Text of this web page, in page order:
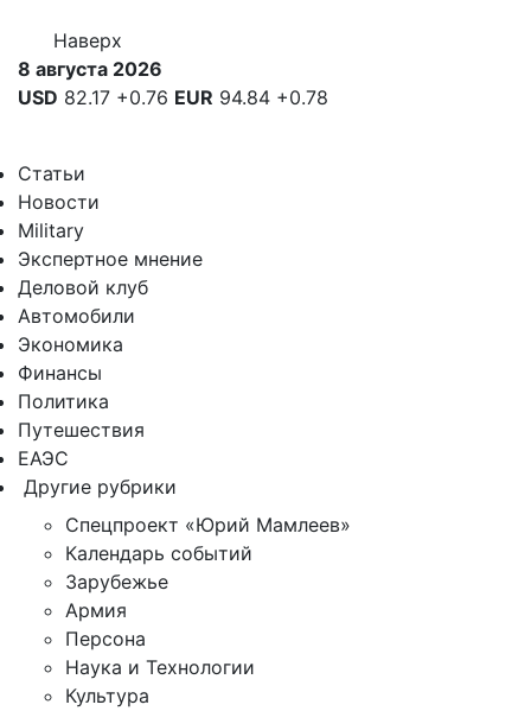
Наверх
8 августа 2026
USD 82.17 +0.76 EUR 94.84 +0.78
Статьи
Новости
Military
Экспертное мнение
Деловой клуб
Автомобили
Экономика
Финансы
Политика
Путешествия
ЕАЭС
Другие рубрики
Спецпроект «Юрий Мамлеев»
Календарь событий
Зарубежье
Армия
Персона
Наука и Технологии
Культура